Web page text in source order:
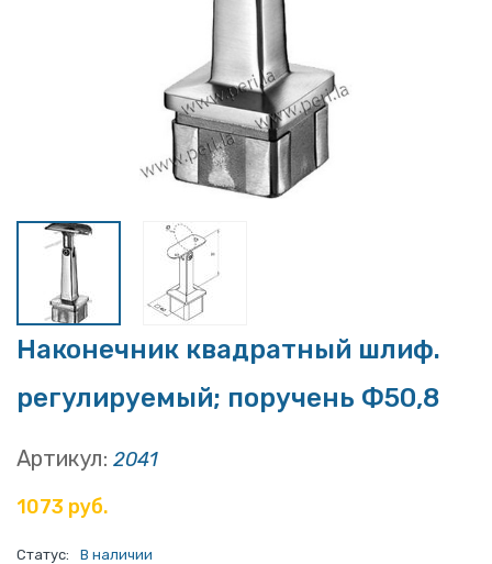
Наконечник квадратный шлиф.
регулируемый; поручень Ф50,8
Артикул: 2041
1073 руб.
Статус: В наличии